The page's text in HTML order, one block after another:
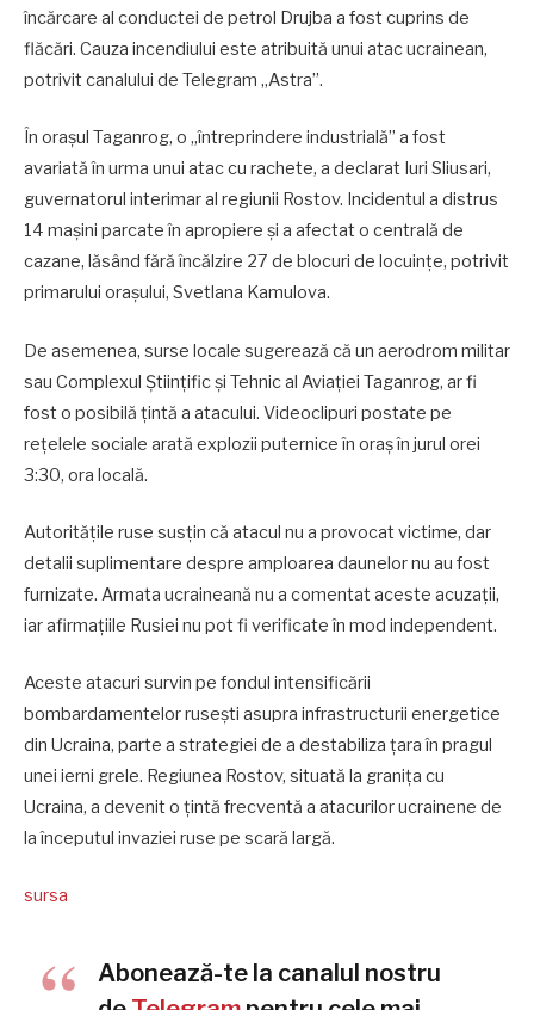
încărcare al conductei de petrol Drujba a fost cuprins de
flăcări. Cauza incendiului este atribuită unui atac ucrainean,
potrivit canalului de Telegram „Astra”.
În orașul Taganrog, o „întreprindere industrială” a fost
avariată în urma unui atac cu rachete, a declarat Iuri Sliusari,
guvernatorul interimar al regiunii Rostov. Incidentul a distrus
14 mașini parcate în apropiere și a afectat o centrală de
cazane, lăsând fără încălzire 27 de blocuri de locuințe, potrivit
primarului orașului, Svetlana Kamulova.
De asemenea, surse locale sugerează că un aerodrom militar
sau Complexul Științific și Tehnic al Aviației Taganrog, ar fi
fost o posibilă țintă a atacului. Videoclipuri postate pe
rețelele sociale arată explozii puternice în oraș în jurul orei
3:30, ora locală.
Autoritățile ruse susțin că atacul nu a provocat victime, dar
detalii suplimentare despre amploarea daunelor nu au fost
furnizate. Armata ucraineană nu a comentat aceste acuzații,
iar afirmațiile Rusiei nu pot fi verificate în mod independent.
Aceste atacuri survin pe fondul intensificării
bombardamentelor rusești asupra infrastructurii energetice
din Ucraina, parte a strategiei de a destabiliza țara în pragul
unei ierni grele. Regiunea Rostov, situată la granița cu
Ucraina, a devenit o țintă frecventă a atacurilor ucrainene de
la începutul invaziei ruse pe scară largă.
sursa
Abonează-te la canalul nostru